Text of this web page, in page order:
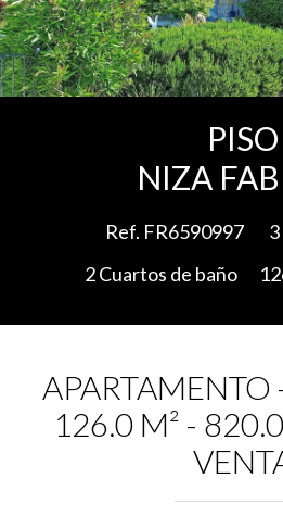
PISO
NIZA
Ref. FR6590997
2 Cuartos de baño
APARTAMENTO
126.0 M² -